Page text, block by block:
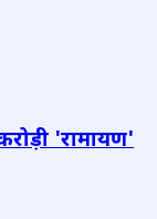
'रामायण'